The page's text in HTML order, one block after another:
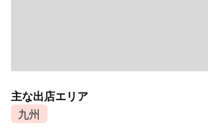
主な出店エリア
九州